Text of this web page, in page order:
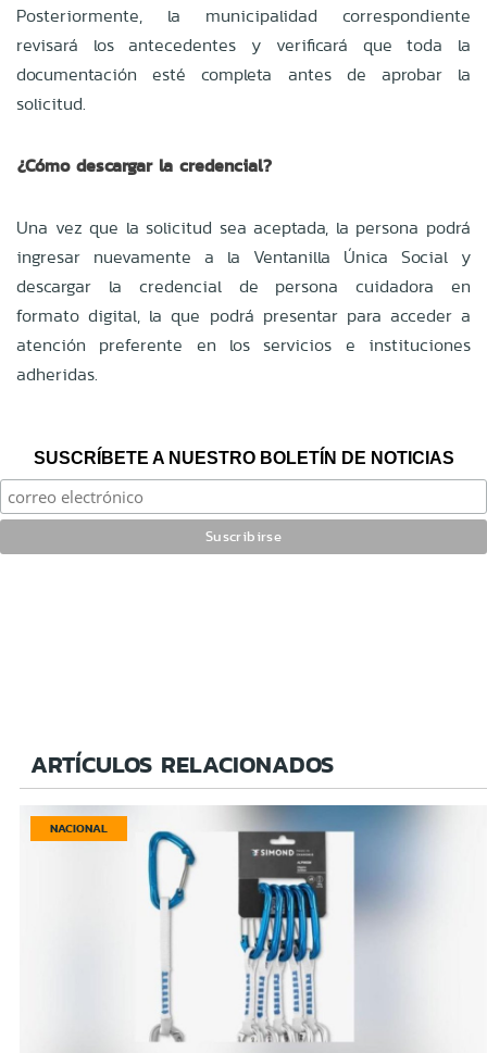
Posteriormente, la municipalidad correspondiente
revisará los antecedentes y verificará que toda la
documentación esté completa antes de aprobar la
solicitud.
¿Cómo descargar la credencial?
Una vez que la solicitud sea aceptada, la persona podrá
ingresar nuevamente a la Ventanilla Única Social y
descargar la credencial de persona cuidadora en
formato digital, la que podrá presentar para acceder a
atención preferente en los servicios e instituciones
adheridas.
SUSCRÍBETE A NUESTRO BOLETÍN DE NOTICIAS
ARTÍCULOS RELACIONADOS
NACIONAL